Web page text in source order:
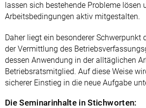
lassen sich bestehende Probleme lösen
Arbeitsbedingungen aktiv mitgestalten.
Daher liegt ein besonderer Schwerpunkt
der Vermittlung des
dessen Anwendung in der alltäglichen
Betriebsratsmitglied. Auf diese Weise
sicherer Einstieg in die neue Aufgabe
Die Seminarinhalte in Stichworten: